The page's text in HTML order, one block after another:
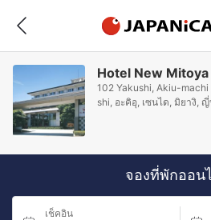
Hotel New Mitoya
102 Yakushi, Akiu-
shi, อะคิอุ, เซนได, มิยางิ,
จองที่พักออน
เช็คอิน